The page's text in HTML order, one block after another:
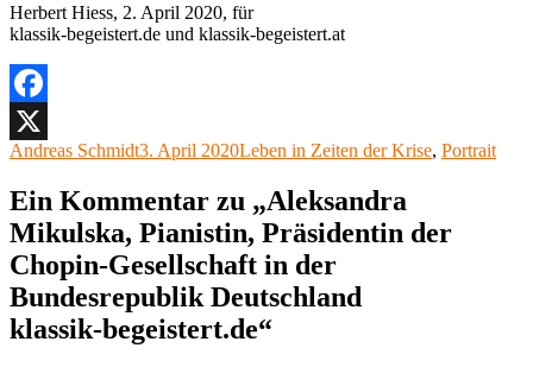
Herbert Hiess, 2. April 2020, für
klassik-begeistert.de und klassik-begeistert.at
Facebook
X
Autor
Andreas SchmidtVeröffentlicht
3. April 2020Kategorien
Leben in Zeiten der Krise, Portrait
Ein Kommentar zu „Aleksandra
Mikulska, Pianistin, Präsidentin der
Chopin-Gesellschaft in der
Bundesrepublik Deutschland
klassik-begeistert.de“